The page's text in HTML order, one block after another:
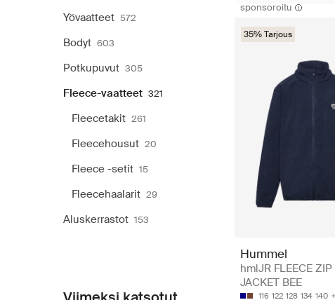
Yövaatteet 572
Bodyt 603
Potkupuvut 305
Fleece-vaatteet 321
Fleecetakit 261
Fleecehousut 20
Fleece -setit 15
Fleecehaalarit 29
Aluskerrastot 153
sponsoroitu
35% Tarjous
Hummel
hmlJR FLEECE ZIP
JACKET BEE
116 122 128 134 140